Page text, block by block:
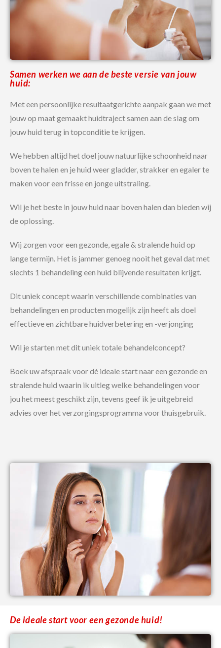
Samen werken we aan de beste versie van jouw
huid:
Met een persoonlijke resultaatgerichte aanpak gaan we met
jouw op maat gemaakt huidtraject samen aan de slag om
jouw huid terug in topconditie te krijgen.
We hebben altijd het doel jouw natuurlijke schoonheid naar
boven te halen en je huid weer gladder, strakker en egaler te
maken voor een frisse en jonge uitstraling.
Wil je het beste in jouw huid naar boven halen dan bieden wij
de oplossing.
Wij zorgen voor een gezonde, egale & stralende huid op
lange termijn. Het is jammer genoeg nooit het geval dat met
slechts 1 behandeling een huid blijvende resultaten krijgt.
Dit uniek concept waarin verschillende combinaties van
behandelingen en producten mogelijk zijn heeft als doel
effectieve en zichtbare huidverbetering en -verjonging
Wil je starten met dit uniek totale behandelconcept?
Boek uw afspraak voor dé ideale start naar een gezonde en
stralende huid waarin ik uitleg welke behandelingen voor
jou het meest geschikt zijn, tevens geef ik je uitgebreid
advies over het verzorgingsprogramma voor thuisgebruik.
De ideale start voor een gezonde huid!